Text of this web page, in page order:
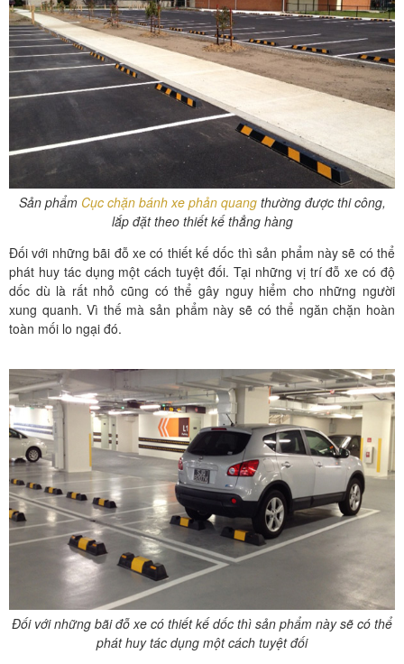
Sản phẩm Cục chặn bánh xe phản quangthường được thi công,
lắp đặt theo thiết kế thẳng hàng
Đối với những bãi đỗ xe có thiết kế dốc thì sản phẩm này sẽ có thể
phát huy tác dụng một cách tuyệt đối. Tại những vị trí đỗ xe có độ
dốc dù là rất nhỏ cũng có thể gây nguy hiểm cho những người
xung quanh. Vì thế mà sản phẩm này sẽ có thể ngăn chặn hoàn
toàn mối lo ngại đó.
Đối với những bãi đỗ xe có thiết kế dốc thì sản phẩm này sẽ có thể
phát huy tác dụng một cách tuyệt đối